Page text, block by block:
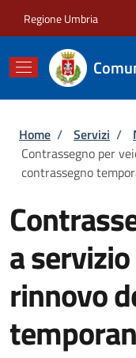
Regione Umbria
Briciole di
Home / Servizi /
Contrassegno per
contrassegno
a
rinnovo